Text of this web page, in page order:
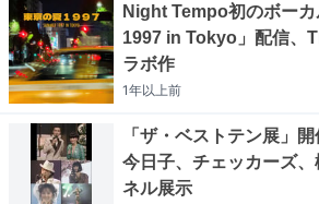
Night Tempo初のボー
1997 in Tokyo」配信、
ラボ作
1年以上前
「ザ・ベストテン展」
今日子、チェッカーズ
ネル展示